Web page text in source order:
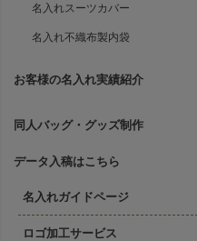
名入れスーツカバー
名入れ不織布製内袋
お客様の名入れ実績紹介
同人バッグ・グッズ制作
データ入稿はこちら
名入れガイドページ
ロゴ加工サービス